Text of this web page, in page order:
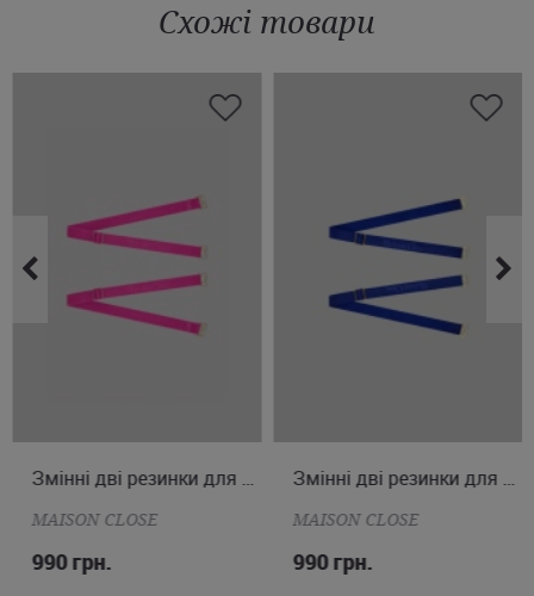
* Логотип Мейсон Клоз як знак якості.
Купити змінні резинки для стрінгів Maison Close у насиченому
синьому кольорі ви можете вже зараз, оформивши доставку у
Луцьк, Київ, Миколаїв й будь-яке інше місто України.
Схожі товари
ONE SIZE Змінні дві резинки для стрінг
MAISON CLOSE
990 грн.
ONE SIZE Змінні дві резинки для стрінг
MAISON CLOSE
990 грн.